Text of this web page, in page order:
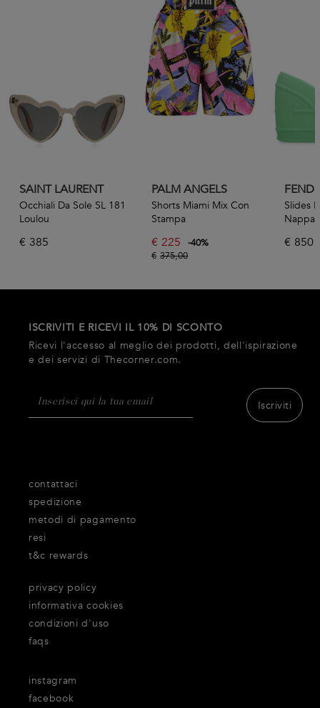
SAINT LAURENT
Occhiali Da Sole SL 181
Loulou
€ 385
PALM ANGELS
Shorts Miami Mix Con
Stampa
€ 225 -40%
€ 375,00
FENDI
Slides
Nappa
€ 850
ISCRIVITI E RICEVI IL 10% DI SCONTO
Ricevi l'accesso al meglio dei prodotti, dell'ispirazione
e dei servizi di Thecorner.com.
Iscriviti
contattaci
spedizione
metodi di pagamento
resi
t&c rewards
privacy policy
informativa cookies
condizioni d'uso
faqs
instagram
facebook